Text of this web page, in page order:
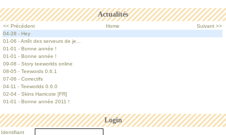
Actualités
<< Précédent Home
Suivant >>
04-28 - Hey
01-06 - Arrêt des serveurs de je...
01-01 - Bonne année !
01-01 - Bonne année !
09-08 - Story teeworlds online
08-05 - Teewords 0.6.1
07-06 - Correctifs
04-11 - Teeworlds 0.6.0
02-04 - Skins Harricote [FR]
01-01 - Bonne année 2011 !
Login
Identifiant